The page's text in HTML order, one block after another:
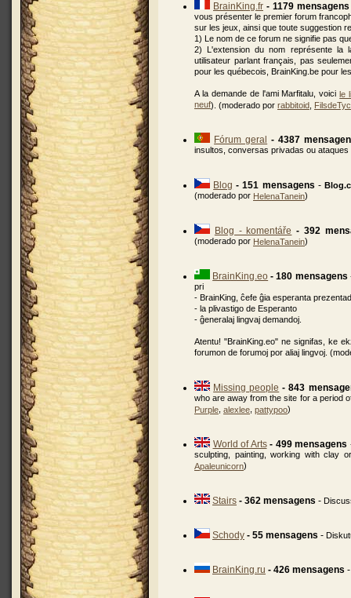
BrainKing.fr - 1179 mensagens
vous présenter le premier forum
sur les jeux, ainsi que toute suggestion
1) Le nom de ce forum ne signifie pas
2) L'extension du nom représente la
utilisateur parlant français, pas
pour les québecois, BrainKing.be pour
A la demande de l'ami Marfitalu, voicile
neuf). (moderado por rabbitoid
Fórum geral - 4387
insultos, conversas privadas ou
Blog - 151 mensagens -
(moderado por HelenaTanein)
Blog - komentáře - 392
(moderado por HelenaTanein)
BrainKing.eo - 180 mensagens
pri
- BrainKing, ĉefe ĝia esperanta
- la plivastigo de Esperanto
- ĝeneralaj lingvaj demandoj.
Atentu! "BrainKing.eo" ne signifas, ke
forumon de forumoj por aliaj lingvoj.
Missing people - 843
who are away from the site for a period
Purple, alexlee, pattypoo)
World of Arts - 499 mensagens
sculpting, painting, working with clay
Apaleunicorn)
Stairs - 362 mensagens -
Schody - 55 mensagens -
BrainKing.ru - 426 mensagens